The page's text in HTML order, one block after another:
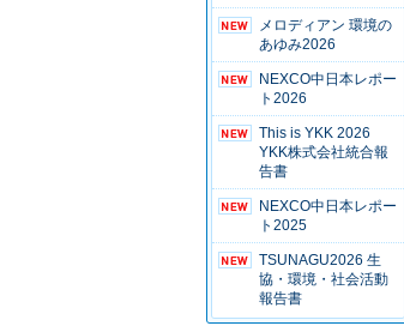
メロディアン 環境の
あゆみ2026
NEXCO中日本レポー
ト2026
This is YKK 2026
YKK株式会社統合報
告書
NEXCO中日本レポー
ト2025
TSUNAGU2026 生
協・環境・社会活動
報告書